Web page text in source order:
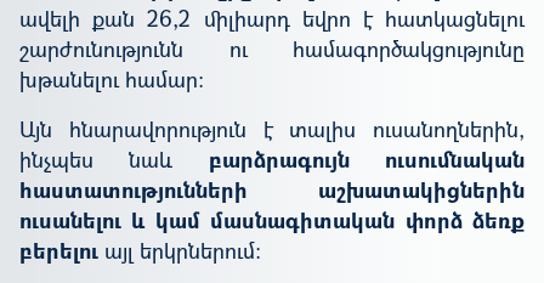
ավելի քան 26,2 միլիարդ եվրո է հատկացնելու
շարժունությունն ու համագործակցությունը
խթանելու համար:
Այն հնարավորություն է տալիս ուսանողներին,
ինչպես նաև
բարձրագույն ուսումնական
հաստատությունների աշխատակիցներին
ուսանելու և կամ մասնագիտական փորձ ձեռք
բերելու այլ երկրներում: